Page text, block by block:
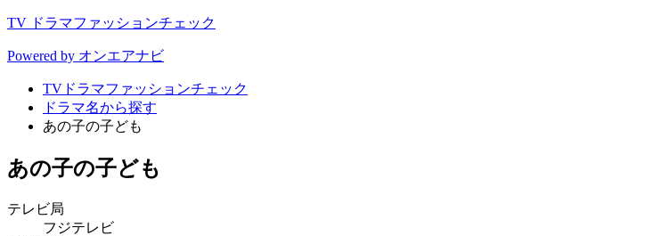
TV ドラマファッションチェック
Powered by オンエアナビ
TVドラマファッションチェック
ドラマ名から探す
あの子の子ども
あの子の子ども
テレビ局
フジテレビ